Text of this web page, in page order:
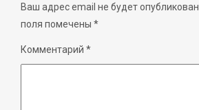
Ваш адрес email не будет опубликован.
поля помечены *
Комментарий *